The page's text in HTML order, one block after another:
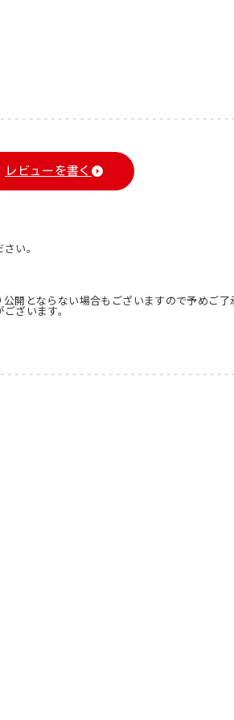
レビューを書く
い。
開とならない場合もございますので予めご了
ざいます。